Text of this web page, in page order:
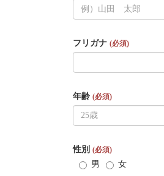
フリガナ (必須)
年齢 (必須)
性別 (必須)
男 女